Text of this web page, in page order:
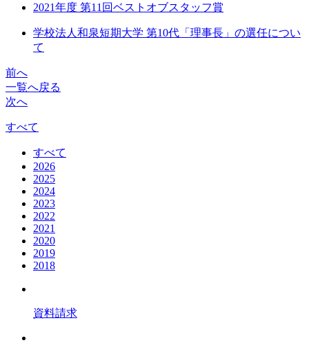
2021年度 第11回ベストオブスタッフ賞
学校法人和泉短期大学 第10代「理事長」の選任につい
て
前へ
一覧へ戻る
次へ
すべて
すべて
2026
2025
2024
2023
2022
2021
2020
2019
2018
資料請求